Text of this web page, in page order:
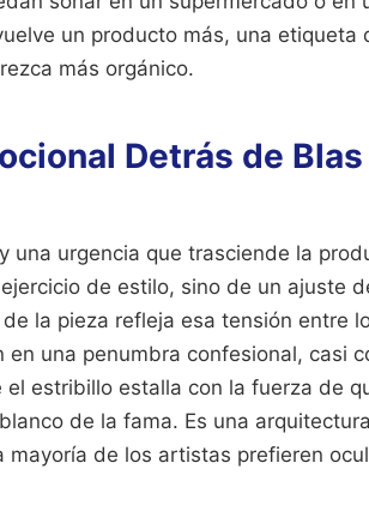
un producto más, una etiqueta
más orgánico.
Detrás de Blas
una urgencia que trasciende la
de estilo, sino de un ajuste
la pieza refleja esa tensión entre
en una penumbra confesional, casi
estribillo estalla con la fuerza de
de la fama. Es una
de los artistas prefieren